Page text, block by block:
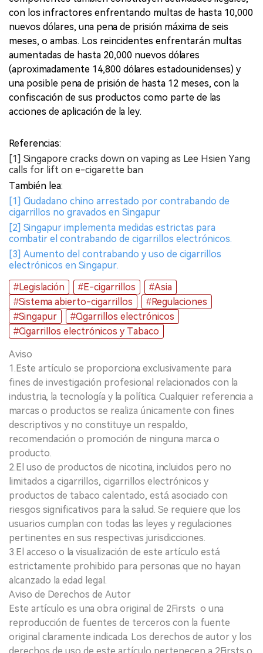
con los infractores enfrentando multas de hasta 10,000
nuevos dólares, una pena de prisión máxima de seis
meses, o ambas. Los reincidentes enfrentarán multas
aumentadas de hasta 20,000 nuevos dólares
(aproximadamente 14,800 dólares estadounidenses) y
una posible pena de prisión de hasta 12 meses, con la
confiscación de sus productos como parte de las
acciones de aplicación de la ley.
Referencias:
[1] Singapore cracks down on vaping as Lee Hsien Yang
calls for lift on e-cigarette ban
También lea:
[1] Ciudadano chino arrestado por contrabando de
cigarrillos no gravados en Singapur
[2] Singapur implementa medidas estrictas para
combatir el contrabando de cigarrillos electrónicos.
[3] Aumento del contrabando y uso de cigarrillos
electrónicos en Singapur.
#Legislación
#E-cigarrillos
#Asia
#Sistema abierto-cigarrillos
#Regulaciones
#Singapur
#Cigarrillos electrónicos
#Cigarrillos electrónicos y Tabaco
Aviso
1.Este artículo se proporciona exclusivamente para
fines de investigación profesional relacionados con la
industria, la tecnología y la política. Cualquier referencia a
marcas o productos se realiza únicamente con fines
descriptivos y no constituye un respaldo,
recomendación o promoción de ninguna marca o
producto.
2.El uso de productos de nicotina, incluidos pero no
limitados a cigarrillos, cigarrillos electrónicos y
productos de tabaco calentado, está asociado con
riesgos significativos para la salud. Se requiere que los
usuarios cumplan con todas las leyes y regulaciones
pertinentes en sus respectivas jurisdicciones.
3.El acceso o la visualización de este artículo está
estrictamente prohibido para personas que no hayan
alcanzado la edad legal.
Aviso de Derechos de Autor
Este artículo es una obra original de 2Firsts o una
reproducción de fuentes de terceros con la fuente
original claramente indicada. Los derechos de autor y los